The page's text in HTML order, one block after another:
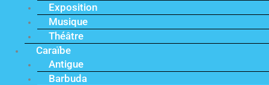
Exposition
Musique
Théâtre
Caraïbe
Antigue
Barbuda